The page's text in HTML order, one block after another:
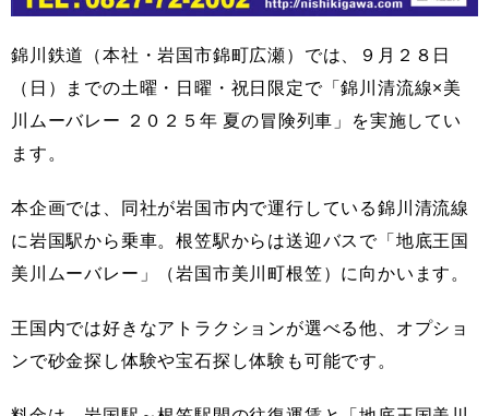
錦川鉄道（本社・岩国市錦町広瀬）では、９月２８日
（日）までの土曜・日曜・祝日限定で「錦川清流線×美
川ムーバレー ２０２５年 夏の冒険列車」を実施してい
ます。
本企画では、同社が岩国市内で運行している錦川清流線
に岩国駅から乗車。根笠駅からは送迎バスで「地底王国
美川ムーバレー」（岩国市美川町根笠）に向かいます。
王国内では好きなアトラクションが選べる他、オプショ
ンで砂金探し体験や宝石探し体験も可能です。